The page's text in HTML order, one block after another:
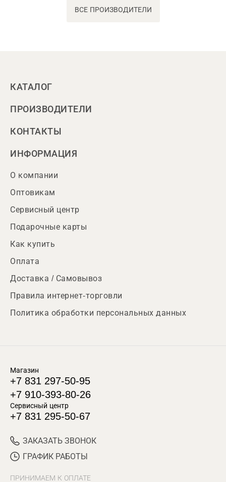
ВСЕ ПРОИЗВОДИТЕЛИ
КАТАЛОГ
ПРОИЗВОДИТЕЛИ
КОНТАКТЫ
ИНФОРМАЦИЯ
О компании
Оптовикам
Сервисный центр
Подарочные карты
Как купить
Оплата
Доставка / Самовывоз
Правила интернет-торговли
Политика обработки персональных данных
Магазин
+7 831 297-50-95
+7 910-393-80-26
Сервисный центр
+7 831 295-50-67
ЗАКАЗАТЬ ЗВОНОК
ГРАФИК РАБОТЫ
ПРИНИМАЕМ К ОПЛАТЕ